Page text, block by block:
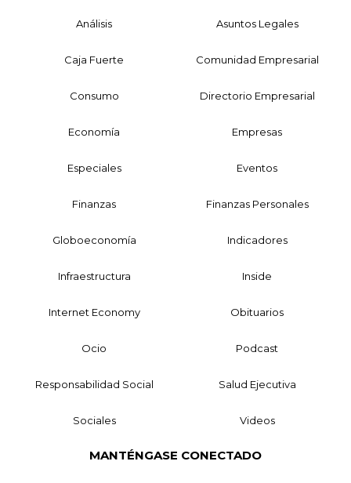
Análisis Asuntos Legales
Caja Fuerte Comunidad Empresarial
Consumo Directorio Empresarial
Economía Empresas
Especiales Eventos
Finanzas Finanzas Personales
Globoeconomía Indicadores
Infraestructura Inside
Internet Economy Obituarios
Ocio Podcast
Responsabilidad Social Salud Ejecutiva
Sociales Videos
MANTÉNGASE CONECTADO